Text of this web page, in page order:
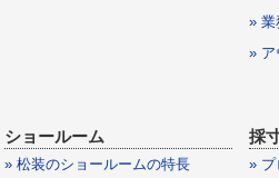
» 業
» ア
ショールーム
» 松装のショールームの特長
採
» プ